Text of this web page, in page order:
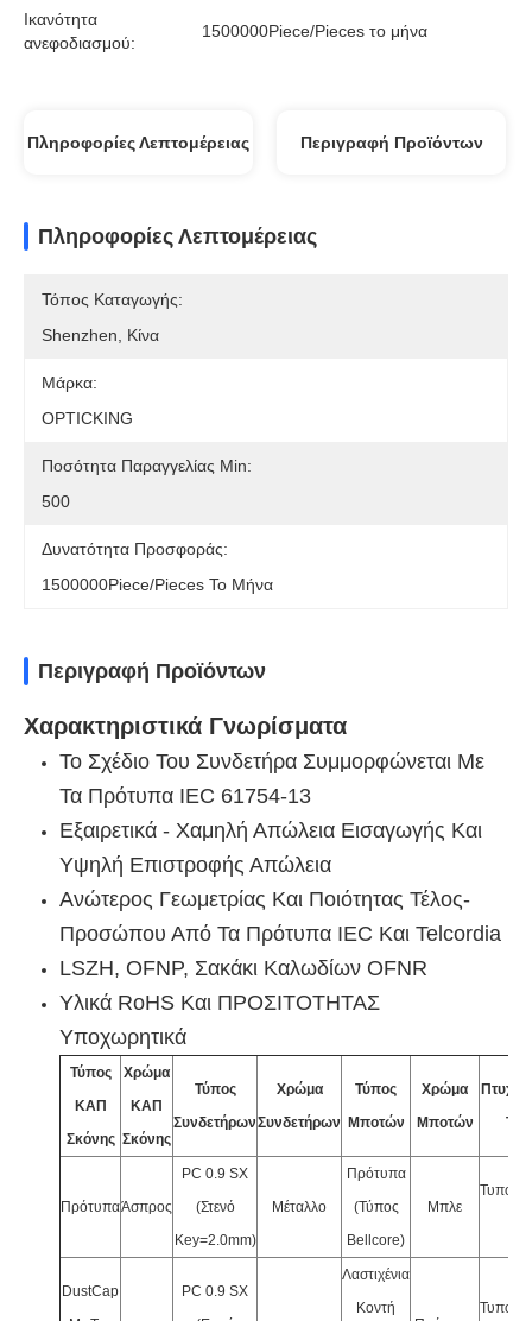
Ικανότητα
ανεφοδιασμού:
1500000Piece/Pieces το μήνα
Πληροφορίες Λεπτομέρειας Περιγραφή Προϊόντων
Πληροφορίες Λεπτομέρειας
Τόπος Καταγωγής:
Shenzhen, Κίνα
Μάρκα:
OPTICKING
Ποσότητα Παραγγελίας Min:
500
Δυνατότητα Προσφοράς:
1500000Piece/Pieces Το Μήνα
Περιγραφή Προϊόντων
Χαρακτηριστικά Γνωρίσματα
Το Σχέδιο Του Συνδετήρα Συμμορφώνεται Με
Τα Πρότυπα IEC 61754-13
Εξαιρετικά - Χαμηλή Απώλεια Εισαγωγής Και
Υψηλή Επιστροφής Απώλεια
Ανώτερος Γεωμετρίας Και Ποιότητας Τέλος-
Προσώπου Από Τα Πρότυπα IEC Και Telcordia
LSZH, OFNP, Σακάκι Καλωδίων OFNR
Υλικά RoHS Και ΠΡΟΣΙΤΟΤΗΤΑΣ
Υποχωρητικά
Τύπος
ΚΑΠ
Σκόνης
Χρώμα
ΚΑΠ
Σκόνης
Τύπος
Συνδετήρων
Χρώμα
Συνδετήρων
Τύπος
Μποτών
Χρώμα
Μποτών
ΠρότυπαΆσπρος
PC 0.9 SX
(Στενό
Key=2.0mm)
Μέταλλο
Πρότυπα
(τύπος
Bellcore)
Μπλε
DustCap
PC 0.9 SX
Λαστιχένια
Κοντή